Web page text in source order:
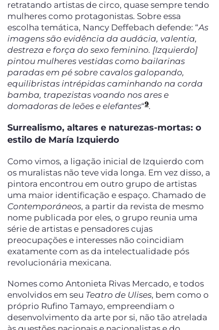
retratando artistas de circo, quase sempre tendo
mulheres como protagonistas. Sobre essa
escolha temática, Nancy Deffebach defende: “As
imagens são evidência da audácia, valentia,
destreza e força do sexo feminino. [Izquierdo]
pintou mulheres vestidas como bailarinas
paradas em pé sobre cavalos galopando,
equilibristas intrépidas caminhando na corda
bamba, trapezistas voando nos ares e
domadoras de leões e elefantes“9.
Surrealismo, altares e naturezas-mortas: o
estilo de María Izquierdo
Como vimos, a ligação inicial de Izquierdo com
os muralistas não teve vida longa. Em vez disso, a
pintora encontrou em outro grupo de artistas
uma maior identificação e espaço. Chamado de
Contemporáneos, a partir da revista de mesmo
nome publicada por eles, o grupo reunia uma
série de artistas e pensadores cujas
preocupações e interesses não coincidiam
exatamente com as da intelectualidade pós
revolucionária mexicana.
Nomes como Antonieta Rivas Mercado, e todos
envolvidos em seu Teatro de Ulises, bem como o
próprio Rufino Tamayo, empreendiam o
desenvolvimento da arte por si, não tão atrelada